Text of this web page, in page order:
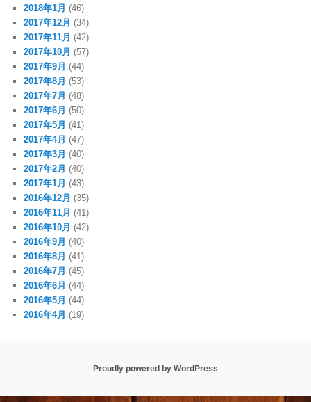
2018年1月 (46)
2017年12月 (34)
2017年11月 (42)
2017年10月 (57)
2017年9月 (44)
2017年8月 (53)
2017年7月 (48)
2017年6月 (50)
2017年5月 (41)
2017年4月 (47)
2017年3月 (40)
2017年2月 (40)
2017年1月 (43)
2016年12月 (35)
2016年11月 (41)
2016年10月 (42)
2016年9月 (40)
2016年8月 (41)
2016年7月 (45)
2016年6月 (44)
2016年5月 (44)
2016年4月 (19)
Proudly powered by WordPress